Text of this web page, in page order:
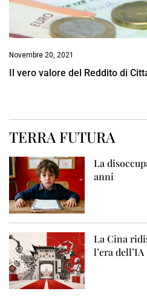
Novembre 20, 2021
Il vero valore del Reddito di
TERRA FUTURA
La
anni
La Cina
l’era dell’IA